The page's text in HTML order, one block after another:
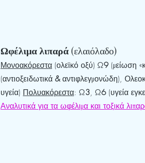
Ωφέλιμα λιπαρά (ελαιόλαδο)
Μονοακόρεστα (ολεϊκό οξύ) Ω9 (μείωση
(αντιοξειδωτικά & αντιφλεγμονώδη),
υγεία) Πολυακόρεστα: Ω3, Ω6 (υγεία
Αναλυτικά για τα ωφέλιμα και τοξικά